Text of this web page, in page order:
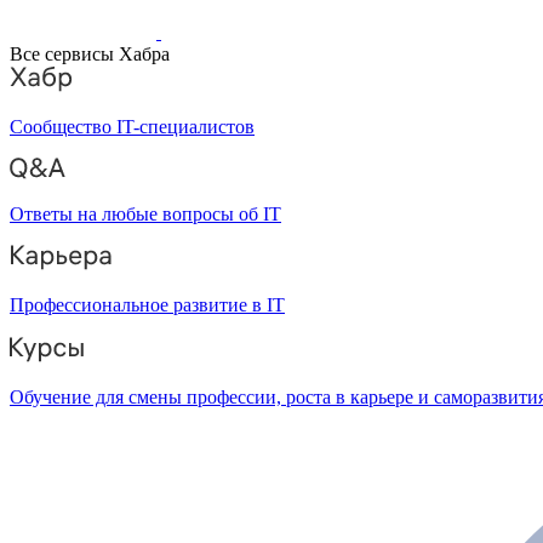
Все сервисы Хабра
Сообщество IT-специалистов
Ответы на любые вопросы об IT
Профессиональное развитие в IT
Обучение для смены профессии, роста в карьере и